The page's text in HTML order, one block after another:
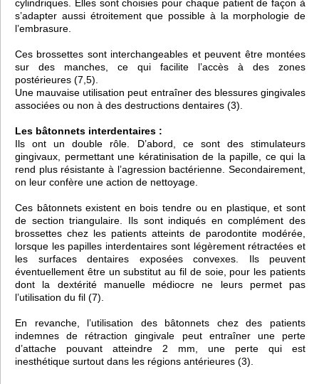
cylindriques. Elles sont choisies pour chaque patient de façon à
s’adapter aussi étroitement que possible à la morphologie de
l’embrasure.
Ces brossettes sont interchangeables et peuvent être montées
sur des manches, ce qui facilite l’accès à des zones
postérieures (7,5).
Une mauvaise utilisation peut entraîner des blessures gingivales
associées ou non à des destructions dentaires (3).
Les bâtonnets interdentaires :
Ils ont un double rôle. D’abord, ce sont des stimulateurs
gingivaux, permettant une kératinisation de la papille, ce qui la
rend plus résistante à l’agression bactérienne. Secondairement,
on leur confère une action de nettoyage.
Ces bâtonnets existent en bois tendre ou en plastique, et sont
de section triangulaire. Ils sont indiqués en complément des
brossettes chez les patients atteints de parodontite modérée,
lorsque les papilles interdentaires sont légèrement rétractées et
les surfaces dentaires exposées convexes. Ils peuvent
éventuellement être un substitut au fil de soie, pour les patients
dont la dextérité manuelle médiocre ne leurs permet pas
l’utilisation du fil (7).
En revanche, l’utilisation des bâtonnets chez des patients
indemnes de rétraction gingivale peut entraîner une perte
d’attache pouvant atteindre 2 mm, une perte qui est
inesthétique surtout dans les régions antérieures (3).